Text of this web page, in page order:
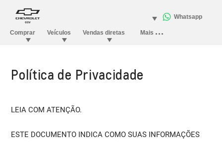
Política de Privacidade
LEIA COM ATENÇÃO.
ESTE DOCUMENTO INDICA COMO SUAS INFORMAÇÕES